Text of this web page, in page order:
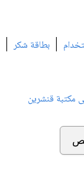
| بطاقة شكر|
مكتبة قنشرين